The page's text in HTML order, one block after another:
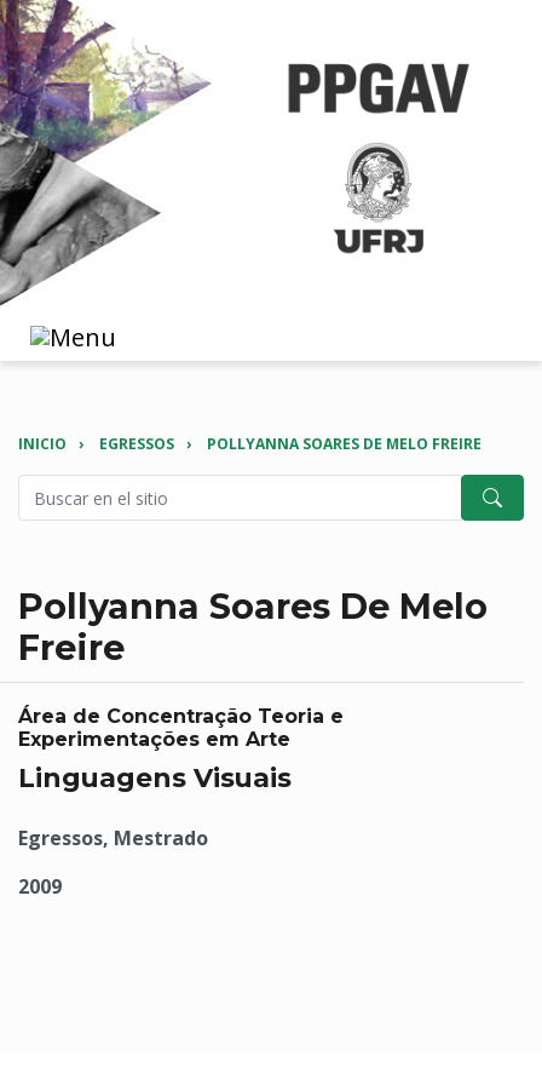
INICIO EGRESSOS POLLYANNA SOARES DE MELO FREIRE
Pollyanna Soares De Melo
Freire
Área de Concentração Teoria e
Experimentações em Arte
Linguagens Visuais
Egressos, Mestrado
2009